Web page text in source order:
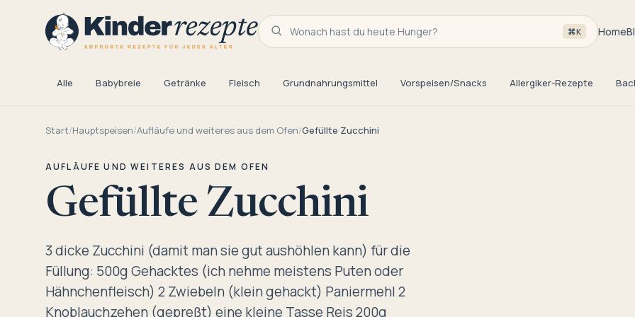
Wonach hast du heute Hunger? ⌘K Home
Alle Babybreie Getränke Fleisch Grundnahrungsmittel Vorspeisen/Snacks Allergiker-Rezepte
Start/Hauptspeisen/Aufläufe und weiteres aus dem Ofen/Gefüllte Zucchini
AUFLÄUFE UND WEITERES AUS DEM OFEN
Gefüllte Zucchini
3 dicke Zucchini (damit man sie gut aushöhlen kann) für die
Füllung: 500g Gehacktes (ich nehme meistens Puten oder
Hähnchenfleisch) 2 Zwiebeln (klein gehackt) Paniermehl 2
Knoblauchzehen (gepreßt) eine kleine Tasse Reis 200g